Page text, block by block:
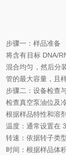
步骤一：样品准备
将含有目标DNA/
混合均匀，然后分
管的最大容量，且
步骤二：设备检查
检查真空泵油位及
根据样品特性和溶
温度：通常设置在
转速：依据转子类
时间：根据样品体